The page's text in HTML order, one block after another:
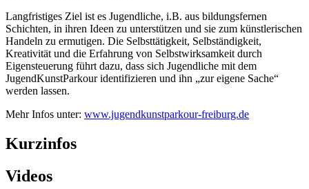
Langfristiges Ziel ist es Jugendliche, i.B. aus bildungsfernen
Schichten, in ihren Ideen zu unterstützen und sie zum künstlerischen
Handeln zu ermutigen. Die Selbsttätigkeit, Selbständigkeit,
Kreativität und die Erfahrung von Selbstwirksamkeit durch
Eigensteuerung führt dazu, dass sich Jugendliche mit dem
JugendKunstParkour identifizieren und ihn „zur eigene Sache“
werden lassen.
Mehr Infos unter: www.jugendkunstparkour-freiburg.de
Kurzinfos
Videos